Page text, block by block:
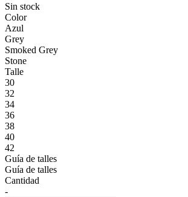
Sin stock
Color
Azul
Grey
Smoked Grey
Stone
Talle
30
32
34
36
38
40
42
Guía de talles
Guía de talles
Cantidad
-